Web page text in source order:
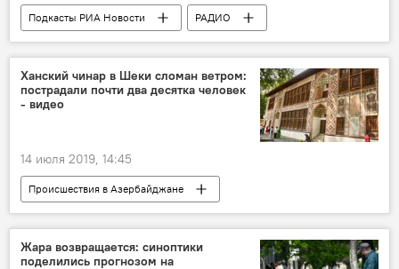
Подкасты РИА Новости
РАДИО
МУЛЬТИМЕДИА
Новости
Ханский чинар в Шеки сломан ветром:
пострадали почти два десятка человек
- видео
14 июля 2019, 14:45
Происшествия в Азербайджане
Азербайджан
Новости
Происшествия
ЖИЗНЬ
Шеки
Жара возвращается: синоптики
поделились прогнозом на